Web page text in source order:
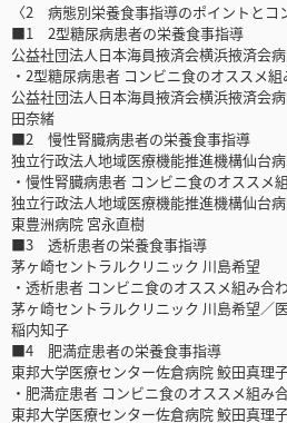
〈2 病態別栄養食事指導のポイントとコ
■1 2型糖尿病患者の栄養食事指導
公益社団法人日本海員掖済会横浜掖済会
・2型糖尿病患者 コンビニ食のオススメ
公益社団法人日本海員掖済会横浜掖済会
田奈緒
■2 慢性腎臓病患者の栄養食事指導
独立行政法人地域医療機能推進機構仙台
・慢性腎臓病患者 コンビニ食のオススメ
独立行政法人地域医療機能推進機構仙台
東豊洲病院 宮永直樹
■3 透析患者の栄養食事指導
茅ヶ崎セントラルクリニック 川島希望
・透析患者 コンビニ食のオススメ組み合
茅ヶ崎セントラルクリニック 川島希望／
稲内知子
■4 肥満症患者の栄養食事指導
東邦大学医療センター佐倉病院 鮫田真理
・肥満症患者 コンビニ食のオススメ組み
東邦大学医療センター佐倉病院 鮫田真理